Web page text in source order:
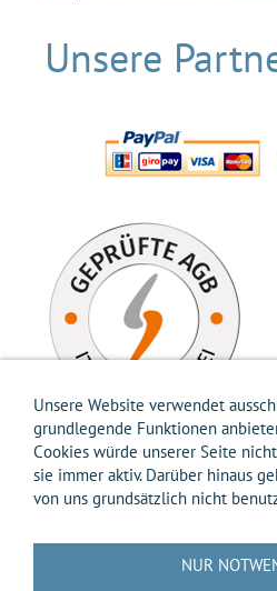
Unsere
Versandkosten-Info
Unsere Website verwendet
grundlegende Funktionen
Cookies würde unserer Seite
sie immer aktiv. Darüber hinaus
von uns grundsätzlich nicht
NUR